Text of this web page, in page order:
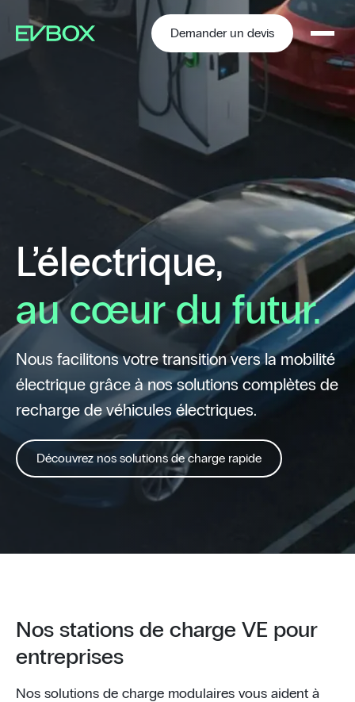
contenu
Demander un devis
L’électrique,
au cœur du futur.
Nous facilitons votre transition vers la mobilité
électrique grâce à nos solutions complètes de
recharge de véhicules électriques.
Découvrez nos solutions de charge rapide
Nos stations de charge VE pour
entreprises
Nos solutions de charge modulaires vous aident à